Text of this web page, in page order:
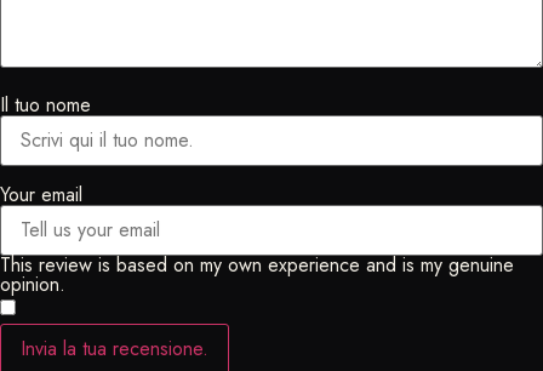
Il tuo nome
Your email
This review is based on my own experience and is my genuine
opinion.
Invia la tua recensione.